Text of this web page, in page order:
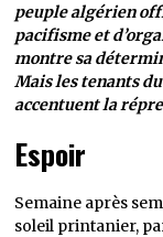
peuple algérien
pacifisme et
montre sa
Mais les tenants
accentuent la
Espoir
Semaine après
soleil printanier,